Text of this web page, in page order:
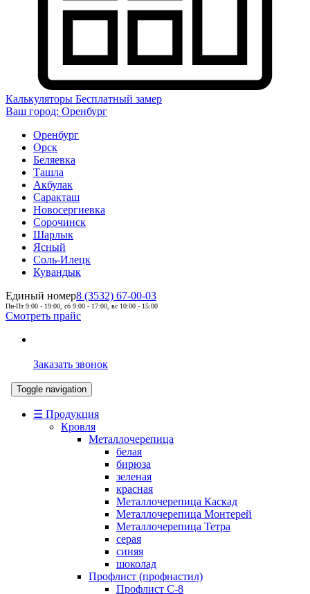
Калькуляторы Бесплатный замер
Ваш город: Оренбург
Оренбург
Орск
Беляевка
Ташла
Акбулак
Саракташ
Новосергиевка
Сорочинск
Шарлык
Ясный
Соль-Илецк
Кувандык
Единый номер8 (3532) 67-00-03
Пн-Пт 9:00 - 19:00, сб 9:00 - 17:00, вс 10:00 - 15:00
Смотреть прайс
Заказать звонок
Toggle navigation
☰ Продукция
Кровля
Металлочерепица
белая
бирюза
зеленая
красная
Металлочерепица Каскад
Металлочерепица Монтерей
Металлочерепица Тетра
серая
синяя
шоколад
Профлист (профнастил)
Профлист С-8